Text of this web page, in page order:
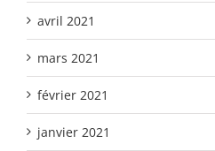
avril 2021
mars 2021
février 2021
janvier 2021